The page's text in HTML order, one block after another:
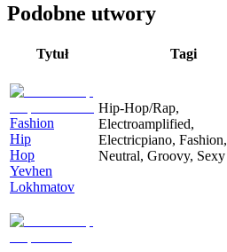
Podobne utwory
Tytuł Tagi
Fashion
Hip
Hop
Yevhen
Lokhmatov
Hip-Hop/Rap,
Electroamplified,
Electricpiano, Fashion,
Neutral, Groovy, Sexy